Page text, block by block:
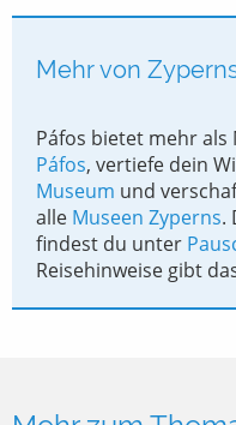
Mehr von
Páfos bietet mehr als
Páfos, vertiefe dein
Museum und
alle Museen Zyperns.
findest du unter
Reisehinweise gibt